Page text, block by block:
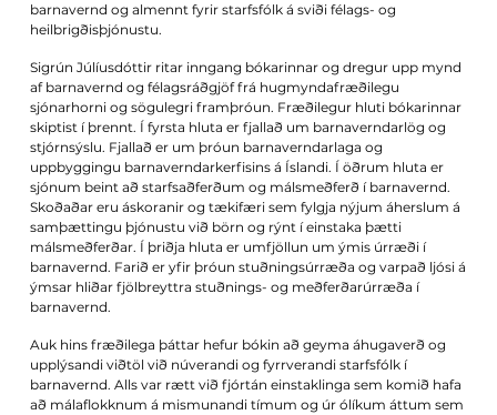
barnavernd og almennt fyrir starfsfólk á sviði félags- og
heilbrigðisþjónustu.
Sigrún Júlíusdóttir ritar inngang bókarinnar og dregur upp mynd
af barnavernd og félagsráðgjöf frá hugmyndafræðilegu
sjónarhorni og sögulegri framþróun. Fræðilegur hluti bókarinnar
skiptist í þrennt. Í fyrsta hluta er fjallað um barnaverndarlög og
stjórnsýslu. Fjallað er um þróun barnaverndarlaga og
uppbyggingu barnaverndarkerfisins á Íslandi. Í öðrum hluta er
sjónum beint að starfsaðferðum og málsmeðferð í barnavernd.
Skoðaðar eru áskoranir og tækifæri sem fylgja nýjum áherslum á
samþættingu þjónustu við börn og rýnt í einstaka þætti
málsmeðferðar. Í þriðja hluta er umfjöllun um ýmis úrræði í
barnavernd. Farið er yfir þróun stuðningsúrræða og varpað ljósi á
ýmsar hliðar fjölbreyttra stuðnings- og meðferðarúrræða í
barnavernd.
Auk hins fræðilega þáttar hefur bókin að geyma áhugaverð og
upplýsandi viðtöl við núverandi og fyrrverandi starfsfólk í
barnavernd. Alls var rætt við fjórtán einstaklinga sem komið hafa
að málaflokknum á mismunandi tímum og úr ólíkum áttum sem